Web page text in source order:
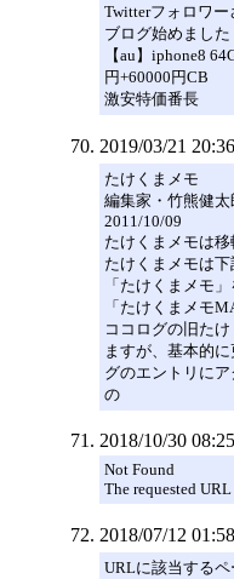
Twitterフォロワ
ブログ始めまし
【au】iphone8
円+60000円CB
激安特価番長
2019/03/21
たけくまメモ
編集家・竹熊健
2011/10/09
たけくまメモは
たけくまメモは
「たけくまメモ
「たけくまメモ
ココログの旧た
ますが、基本的
グのエントリに
の
2018/10/30
Not Found
The requested
2018/07/12
URLに該当するペ